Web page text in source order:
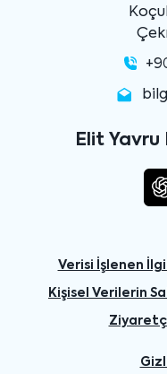
Elit Yavru
Verisi İşlenen
Kişisel Verilerin